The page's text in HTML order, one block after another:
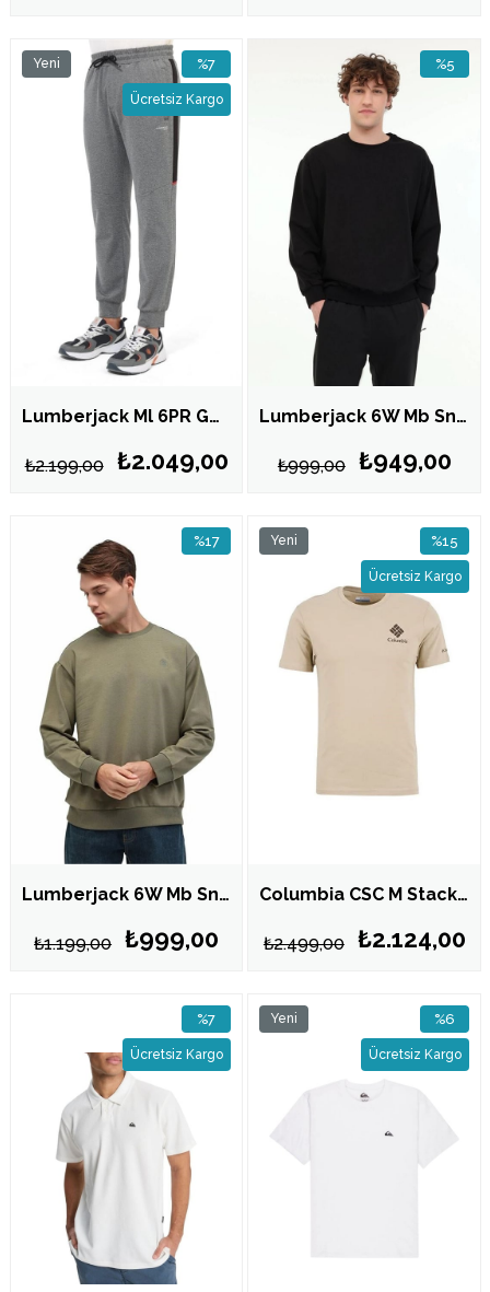
Lumberjack Ml 6PR GABRIEL 22ITL1406 Gri Erkek Eşofman Altı 102707734
₺2.049,00
₺2.199,00
%7
İndirim
%7İndirim
Ücretsiz Kargo
Yeni
Lumberjack 6W Mb Sn75 C Neck Sw 6Pr Siyah Erkek Sweatshirt 102696693
₺949,00
₺999,00
%5
Lumberjack 6W Mb Sn75 C Neck Sw 6Pr Hakı Erkek Sweatshirt 102696690
₺999,00
₺1.199,00
%17
Columbia CSC M Stacked Gem SS Tee Erkek Kısa Kollu Tişört CS0481
₺2.124,00
₺2.499,00
%15
İndirim
Ücretsiz Kargo
Yeni
%7
İndirim
%7İndirim
Ücretsiz Kargo
%6
İndirim
%6İndirim
Ücretsiz Kargo
Yeni